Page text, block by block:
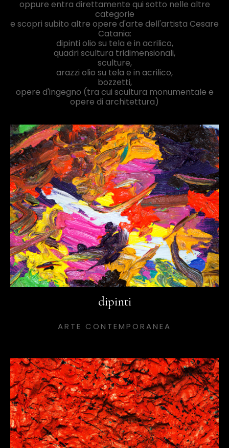
oppure entra direttamente qui sotto nelle altre
categorie
e scopri subito altre opere d'arte dell'artista Cesare
Catania:
dipinti olio su tela e in acrilico,
quadri scultura tridimensionali,
sculture,
arazzi olio su tela e in acrilico,
bozzetti,
opere d'ingegno (tra cui scultura monumentale e
opere di architettura)
dipinti
ARTE CONTEMPORANEA